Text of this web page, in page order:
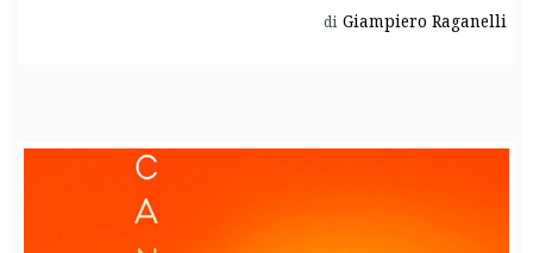
di Giampiero Raganelli